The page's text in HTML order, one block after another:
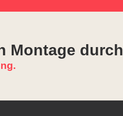
Montage durch